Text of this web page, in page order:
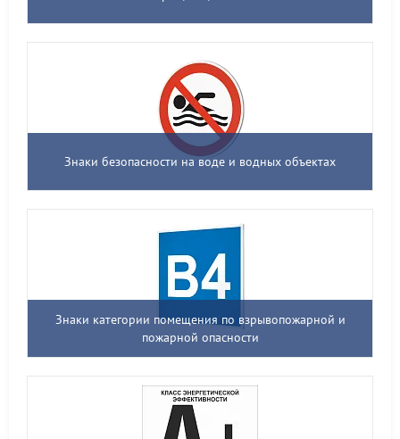
Знаки безопасности на воде и водных объектах
Знаки категории помещения по взрывопожарной и
пожарной опасности